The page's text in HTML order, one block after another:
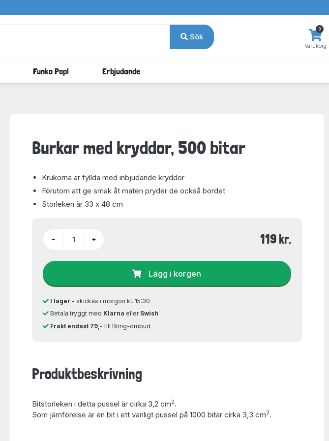
Sök
Varukorg
0
Funko Pop! Erbjudande
Burkar med kryddor, 500 bitar
Krukorna är fyllda med inbjudande kryddor
Förutom att ge smak åt maten pryder de också bordet
Storleken är 33 x 48 cm
− + 119 kr.
Lägg i korgen
I lager - skickas i morgon kl. 15:30
Betala tryggt med Klarna eller Swish
Frakt endast 79,- till Bring-ombud
Produktbeskrivning
Bitstorleken i detta pussel är cirka 3,2 cm2.
Som jämförelse är en bit i ett vanligt pussel på 1000 bitar cirka 3,3 cm2.